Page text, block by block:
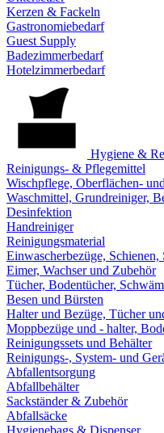
Kerzen & Fackeln
Gastronomiebedarf
Guest Supply
Badezimmerbedarf
Hotelzimmerbedarf
Hygiene &
Reinigungs- & Pflegemittel
Wischpflege, Oberflächen-
Waschmittel, Grundreiniger,
Desinfektion
Handreiniger
Reinigungsmaterial
Einwascherbezüge, Schienen,
Eimer, Wachser und Zubehör
Tücher, Bodentücher,
Besen und Bürsten
Halter und Bezüge, Tücher
Moppbezüge und - halter,
Reinigungssets und Behälter
Reinigungs-, System- und
Abfallentsorgung
Abfallbehälter
Sackständer & Zubehör
Abfallsäcke